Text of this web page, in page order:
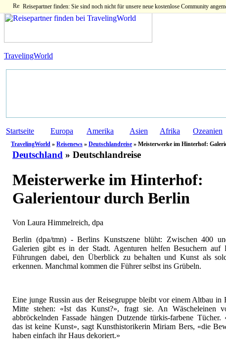
Reisepartner finden: Sie sind noch nicht für unsere neue kostenlose Community
TravelingWorld
Startseite Europa Amerika Asien Afrika Ozeanien
TravelingWorld » Reisenews » Deutschlandreise » Meisterwerke im Hinterhof:
Deutschland » Deutschlandreise
Meisterwerke im Hinterhof:
Galerientour durch Berlin
Von Laura Himmelreich, dpa
Berlin (dpa/tmn) - Berlins Kunstszene blüht: Zwischen 400
Galerien gibt es in der Stadt. Agenturen helfen Besuchern auf
Führungen dabei, den Überblick zu behalten und Kunst als
erkennen. Manchmal kommen die Führer selbst ins Grübeln.
Eine junge Russin aus der Reisegruppe bleibt vor einem Altbau in
Mitte stehen: «Ist das Kunst?», fragt sie. An Wäscheleinen
abbröckelnden Fassade hängen Dutzende türkis-farbene Tücher.
das ist keine Kunst», sagt Kunsthistorikerin Miriam Bers, «die
haben einfach ihr Haus dekoriert.»